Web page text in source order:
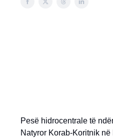
Pesë hidrocentrale të
Natyror Korab-Koritnik